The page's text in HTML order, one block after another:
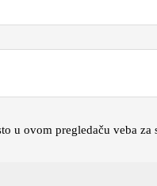
u ovom pregledaču veba za